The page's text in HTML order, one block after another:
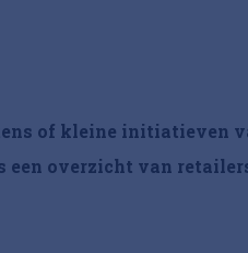
of kleine initiatieven
een overzicht van